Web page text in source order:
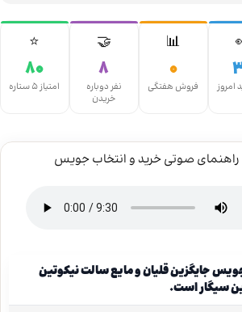
امروز
📊
0
فروش هفتگی
🤝
8
نفر دوباره
خریدن
⭐
80
امتیاز ۵ ستاره
راهنمای صوتی خرید و انتخاب جویس
جایگزین قلیان و مایع سالت نیکوتین
سیگار است.